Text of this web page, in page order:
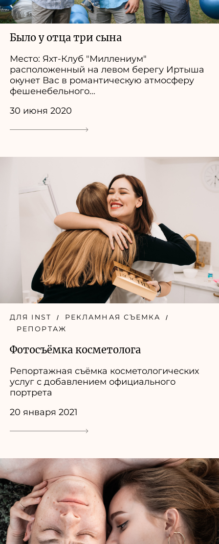
Было у отца три сына
Место: Яхт-Клуб "Миллениум"
расположенный на левом берегу Иртыша
окунет Вас в романтическую атмосферу
фешенебельного...
30 июня 2020
ДЛЯ INST
РЕКЛАМНАЯ СЪЕМКА
РЕПОРТАЖ
Фотосъёмка косметолога
Репортажная съёмка косметологических
услуг с добавлением официального
портрета
20 января 2021